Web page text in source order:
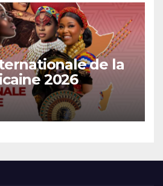
de la
2026